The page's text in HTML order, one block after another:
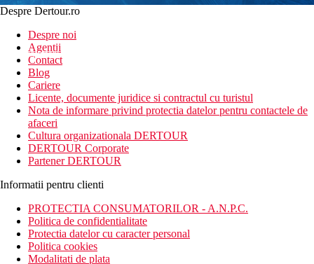
newsletter!
Despre Dertour.ro
Despre noi
Agentii
Contact
Blog
Cariere
Licente, documente juridice si contractul cu turistul
Nota de informare privind protectia datelor pentru contactele de
afaceri
Cultura organizationala DERTOUR
DERTOUR Corporate
Partener DERTOUR
Informatii pentru clienti
PROTECTIA CONSUMATORILOR - A.N.P.C.
Politica de confidentialitate
Protectia datelor cu caracter personal
Politica cookies
Modalitati de plata